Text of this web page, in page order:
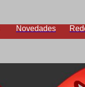
Novedades